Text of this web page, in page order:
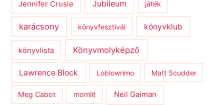
Jennifer Crusie Jubileum játék
karácsony könyvfesztivál könyvklub
könyvlista Könyvmolyképző
Lawrence Block Loblowrimo Matt Scudder
Meg Cabot momlit Neil Gaiman